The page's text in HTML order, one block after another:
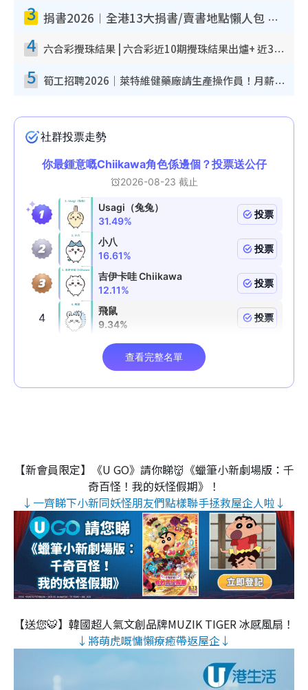
3 捐書2026︱全港13大捐書/賣書地點懶人包 二手課本最高$150＋舊書換免費咖啡/戲票
4 六合彩攪珠結果 | 六合彩近10期攪珠結果出爐+ 近30期最旺熱門中獎號碼
5 筍工招聘2026｜萊特維健藥廠請生產操作員！月薪高達$1.7萬 冷氣廠房/五天工作/保證雙糧
【新會員限定】《U GO》請你睇👹《蠟筆小新劇場版：千
奇百怪！我的妖怪假期》！
↓一齊睇下小新同妖怪朋友們點樣聯手拯救屋企人啦↓
【送您🐯】韓國超人氣文創品牌MUZIK TIGER 冰感風扇！
↓將萌虎嘅慵懶療癒帶返屋企↓